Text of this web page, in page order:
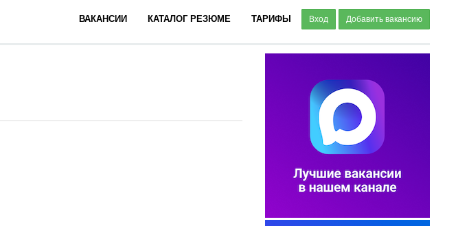
ВАКАНСИИ КАТАЛОГ РЕЗЮМЕ ТАРИФЫ Вход Добавить вакансию